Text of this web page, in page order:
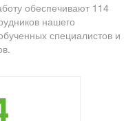
обеспечивают 114
нашего
специалистов и